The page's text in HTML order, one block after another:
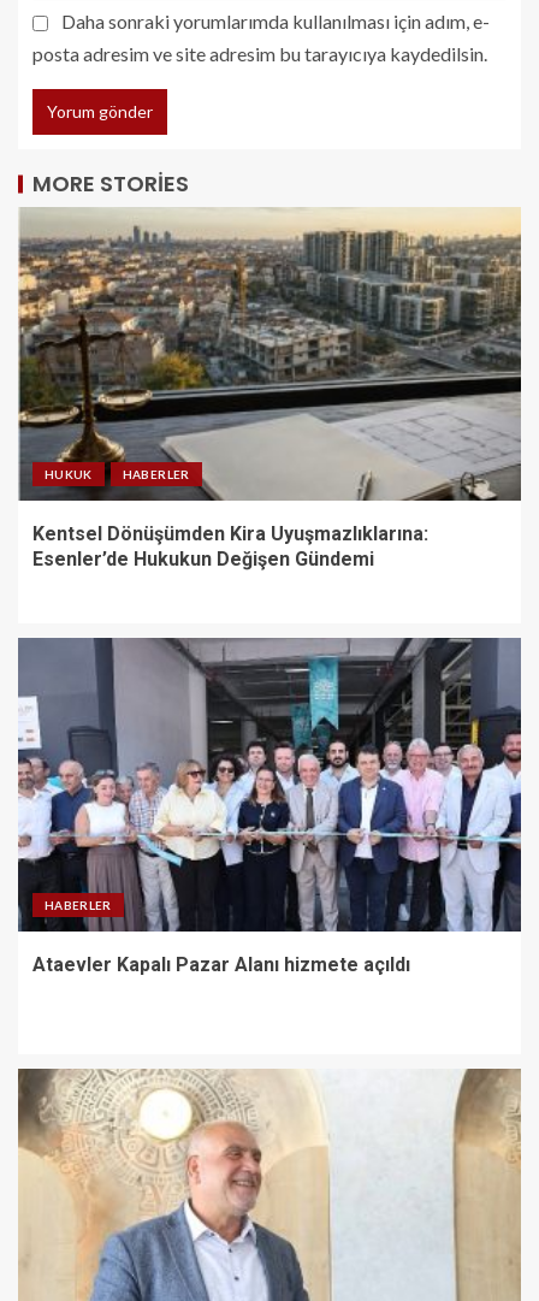
Daha sonraki yorumlarımda kullanılması için adım, e-
posta adresim ve site adresim bu tarayıcıya kaydedilsin.
MORE STORIES
HUKUK HABERLER
Kentsel Dönüşümden Kira Uyuşmazlıklarına:
Esenler’de Hukukun Değişen Gündemi
HABERLER
Ataevler Kapalı Pazar Alanı hizmete açıldı